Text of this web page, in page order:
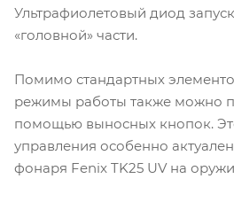
Ультрафиолетовый диод
«головной» части.
Помимо стандартных
режимы работы также можно
помощью выносных кнопок.
управления особенно
фонаря Fenix TK25 UV на